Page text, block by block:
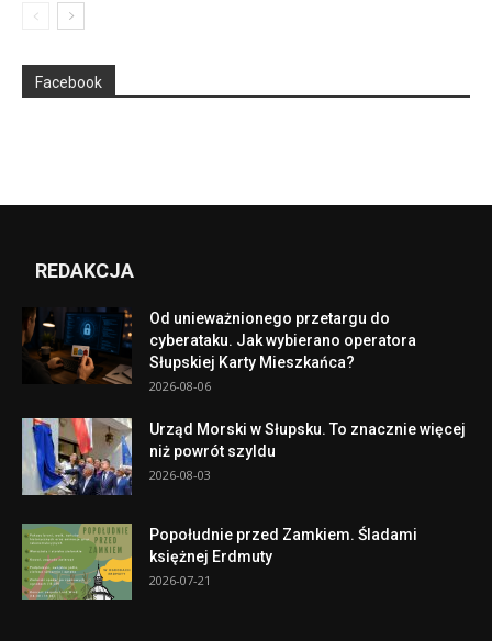
Facebook
REDAKCJA
Od unieważnionego przetargu do
cyberataku. Jak wybierano operatora
Słupskiej Karty Mieszkańca?
2026-08-06
Urząd Morski w Słupsku. To znacznie więcej
niż powrót szyldu
2026-08-03
Popołudnie przed Zamkiem. Śladami
księżnej Erdmuty
2026-07-21